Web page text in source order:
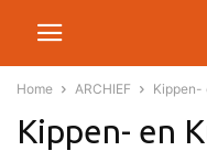
Home ARCHIEF Kippen-
Kippen- en